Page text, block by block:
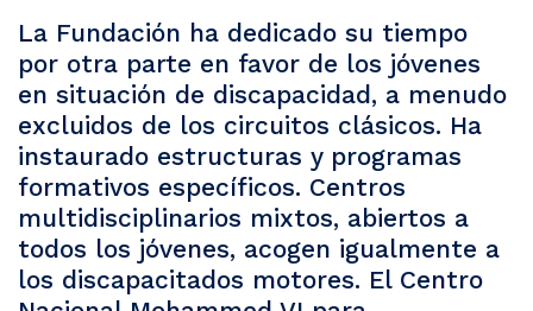
La Fundación ha dedicado su tiempo
por otra parte en favor de los jóvenes
en situación de discapacidad, a menudo
excluidos de los circuitos clásicos. Ha
instaurado estructuras y programas
formativos específicos. Centros
multidisciplinarios mixtos, abiertos a
todos los jóvenes, acogen igualmente a
los discapacitados motores. El Centro